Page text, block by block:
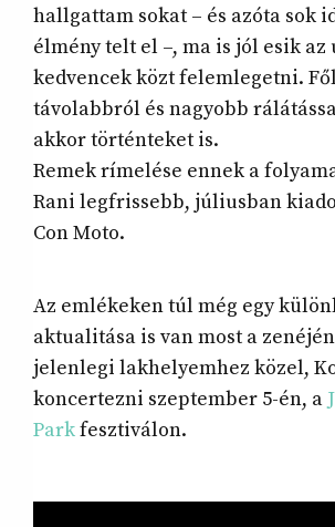
hallgattam sokat – és azóta sok
élmény telt el –, ma is jól esik az
kedvencek közt felemlegetni.
távolabbról és nagyobb
akkor történteket is.
Remek rímelése ennek a
Rani legfrissebb, júliusban
Con Moto.
Az emlékeken túl még egy
aktualitása is van most a
jelenlegi lakhelyemhez közel,
koncertezni szeptember 5-én, a
Parkfesztiválon.